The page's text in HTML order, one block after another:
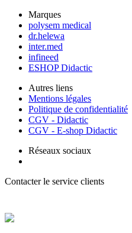
Marques
polysem medical
dr.helewa
inter.med
infineed
ESHOP Didactic
Autres liens
Mentions légales
Politique de confidentialité
CGV - Didactic
CGV - E-shop Didactic
Réseaux sociaux
Contacter le service clients